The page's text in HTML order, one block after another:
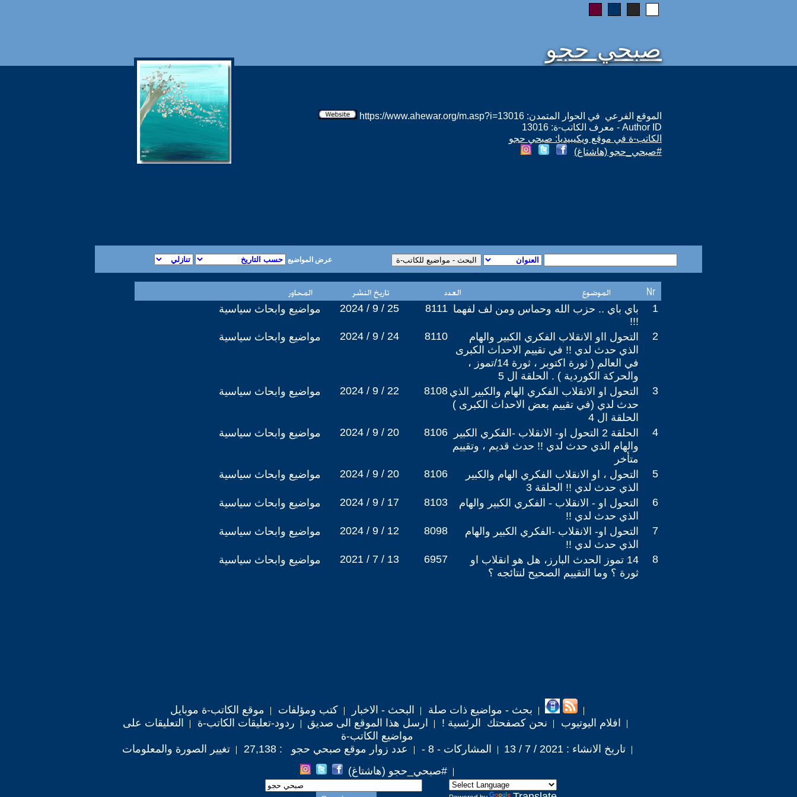
صبحي حجو
الموقع الفرعي في الحوار المتمدن: https://www.ahewar.org/m.asp?i=13016
Author ID - معرف الكاتب-ة: 13016
الكاتب-ة في موقع ويكيبيديا: صبحي حجو
#صبحي_حجو (هاشتاغ)
عرض المواضيع
مواضيع وابحاث سياسية 2024 / 9 / 25 8111 باي باي .. حزب الله وحماس ومن لف لفهما
!!!
1
مواضيع وابحاث سياسية 2024 / 9 / 24 8110
التحول ااو الانقلاب الفكري الكبير والهام
الذي حدث لدي !! في تقييم الاحداث الكبرى
في العالم ( ثورة اكتوبر ، ثورة 14/تموز ،
والحركة الكوردية ) . الحلقة ال 5
2
مواضيع وابحاث سياسية 2024 / 9 / 22 8108 التحول او الانقلاب الفكري الهام والكبير الذي
حدث لدي (في تقييم بعض الاحداث الكبرى )
الحلقة ال 4
3
مواضيع وابحاث سياسية 2024 / 9 / 20 8106
الحلقة 2 التحول او- الانقلاب -الفكري الكبير
والهام الذي حدث لدي !! حدث قديم ، وتقييم
متأخر
4
مواضيع وابحاث سياسية 2024 / 9 / 20 8106
التحول ، او الانقلاب الفكري الهام والكبير
الذي حدث لدي !! الحلقة 3
5
مواضيع وابحاث سياسية 2024 / 9 / 17 8103
التحول او - الانقلاب - الفكري الكبير والهام
الذي حدث لدي !!
6
مواضيع وابحاث سياسية 2024 / 9 / 12 8098
التحول او- الانقلاب -الفكري الكبير والهام
الذي حدث لدي !!
7
مواضيع وابحاث سياسية 2021 / 7 / 13 6957
14 تموز الحدث البارز، هل هو انقلاب او
ثورة ؟ وما التقييم الصحيح لنتائجه ؟
8
بحث - مواضيع ذات صلة البحث - الاخبار كتب ومؤلفات
موقع الكاتب-ة موبايل
افلام اليوتيوب
نحن كصفحتك الرئسية ! ارسل هذا الموقع الى صديق ردود-تعليقات الكاتب-ة
التعليقات على
مواضيع الكاتب-ة
تاريخ الانشاء : 2021 / 7 / 13
المشاركات - 8 - عدد زوار موقع صبحي حجو : 27,138
تغيير الصورة والمعلومات
#صبحي_حجو (هاشتاغ)